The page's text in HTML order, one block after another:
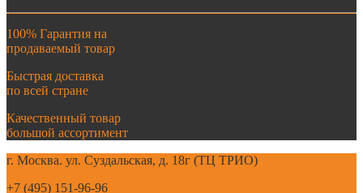
100% Гарантия на
продаваемый товар
Быстрая доставка
по всей стране
Качественный товар
большой ассортимент
г. Москва. ул. Суздальская, д. 18г (ТЦ ТРИО)
+7 (495) 151-96-96